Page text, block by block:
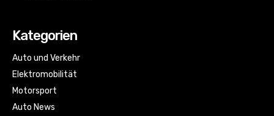
Kategorien
Auto und Verkehr
Elektromobilität
Motorsport
Auto News